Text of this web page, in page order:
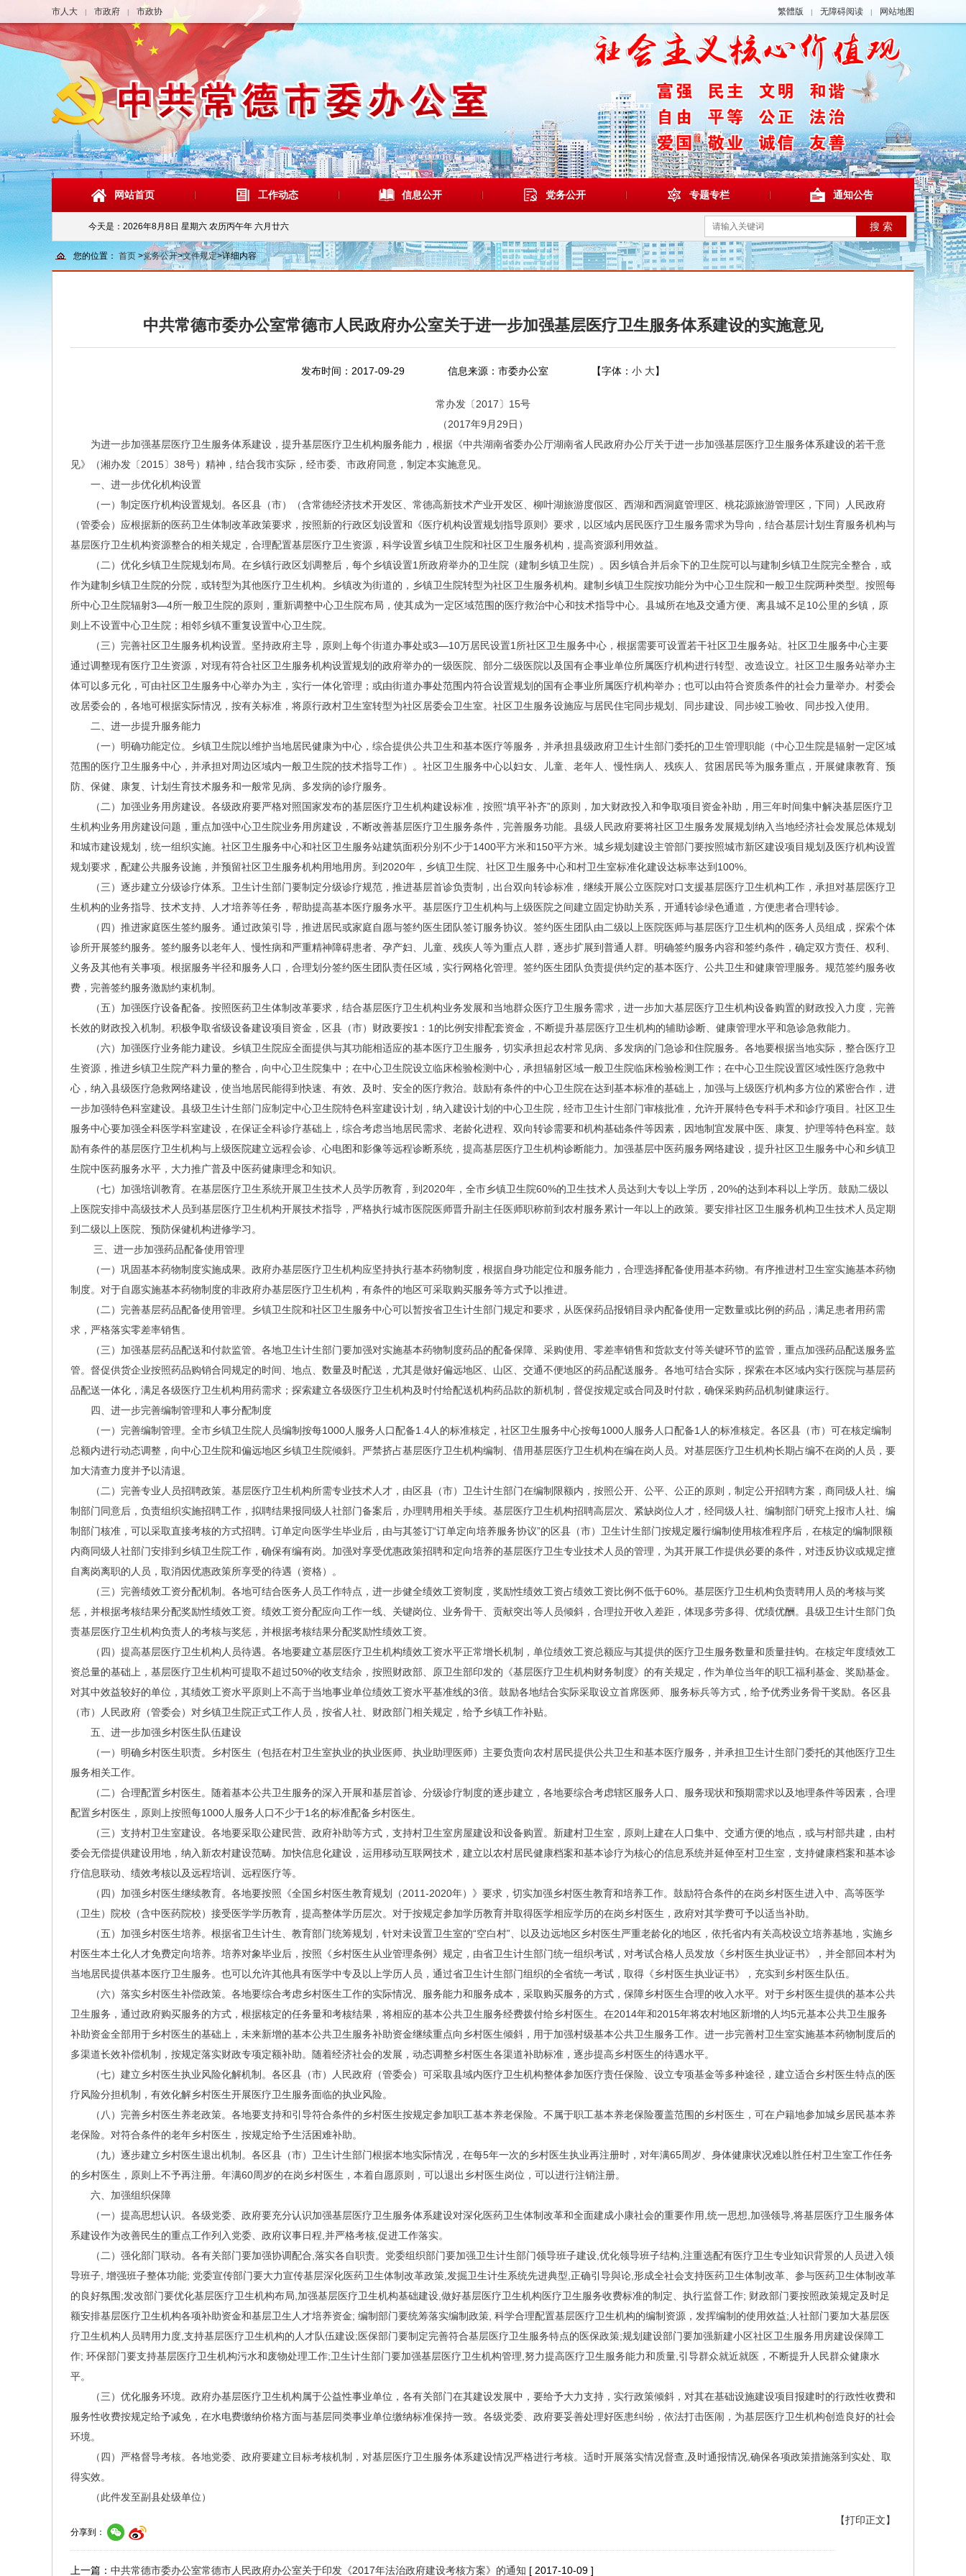
市人大 | 市政府 | 市政协 繁體版 | 无障碍阅读 | 网站地图
网站首页 工作动态 信息公开 党务公开 专题专栏 通知公告
今天是： 2026年8月8日 星期六 农历丙午年 六月廿六 搜 索
您的位置： 首页 >党务公开>文件规定>详细内容
中共常德市委办公室常德市人民政府办公室关于进一步加强基层医疗卫生服务体系建设的实施意见
发布时间：2017-09-29 信息来源：市委办公室 【字体： 小 大】
常办发〔2017〕15号
（2017年9月29日）
为进一步加强基层医疗卫生服务体系建设，提升基层医疗卫生机构服务能力，根据《中共湖南省委办公厅湖南省人民政府办公厅关于进一步加强基层医疗卫生服务体系建设的若干意
见》（湘办发〔2015〕38号）精神，结合我市实际，经市委、市政府同意，制定本实施意见。
一、进一步优化机构设置
（一）制定医疗机构设置规划。各区县（市）（含常德经济技术开发区、常德高新技术产业开发区、柳叶湖旅游度假区、西湖和西洞庭管理区、桃花源旅游管理区，下同）人民政府
（管委会）应根据新的医药卫生体制改革政策要求，按照新的行政区划设置和《医疗机构设置规划指导原则》要求，以区域内居民医疗卫生服务需求为导向，结合基层计划生育服务机构与
基层医疗卫生机构资源整合的相关规定，合理配置基层医疗卫生资源，科学设置乡镇卫生院和社区卫生服务机构，提高资源利用效益。
（二）优化乡镇卫生院规划布局。在乡镇行政区划调整后，每个乡镇设置1所政府举办的卫生院（建制乡镇卫生院）。因乡镇合并后余下的卫生院可以与建制乡镇卫生院完全整合，或
作为建制乡镇卫生院的分院，或转型为其他医疗卫生机构。乡镇改为街道的，乡镇卫生院转型为社区卫生服务机构。建制乡镇卫生院按功能分为中心卫生院和一般卫生院两种类型。按照每
所中心卫生院辐射3—4所一般卫生院的原则，重新调整中心卫生院布局，使其成为一定区域范围的医疗救治中心和技术指导中心。县城所在地及交通方便、离县城不足10公里的乡镇，原
则上不设置中心卫生院；相邻乡镇不重复设置中心卫生院。
（三）完善社区卫生服务机构设置。坚持政府主导，原则上每个街道办事处或3—10万居民设置1所社区卫生服务中心，根据需要可设置若干社区卫生服务站。社区卫生服务中心主要
通过调整现有医疗卫生资源，对现有符合社区卫生服务机构设置规划的政府举办的一级医院、部分二级医院以及国有企事业单位所属医疗机构进行转型、改造设立。社区卫生服务站举办主
体可以多元化，可由社区卫生服务中心举办为主，实行一体化管理；或由街道办事处范围内符合设置规划的国有企事业所属医疗机构举办；也可以由符合资质条件的社会力量举办。村委会
改居委会的，各地可根据实际情况，按有关标准，将原行政村卫生室转型为社区居委会卫生室。社区卫生服务设施应与居民住宅同步规划、同步建设、同步竣工验收、同步投入使用。
二、进一步提升服务能力
（一）明确功能定位。乡镇卫生院以维护当地居民健康为中心，综合提供公共卫生和基本医疗等服务，并承担县级政府卫生计生部门委托的卫生管理职能（中心卫生院是辐射一定区域
范围的医疗卫生服务中心，并承担对周边区域内一般卫生院的技术指导工作）。社区卫生服务中心以妇女、儿童、老年人、慢性病人、残疾人、贫困居民等为服务重点，开展健康教育、预
防、保健、康复、计划生育技术服务和一般常见病、多发病的诊疗服务。
（二）加强业务用房建设。各级政府要严格对照国家发布的基层医疗卫生机构建设标准，按照“填平补齐”的原则，加大财政投入和争取项目资金补助，用三年时间集中解决基层医疗卫
生机构业务用房建设问题，重点加强中心卫生院业务用房建设，不断改善基层医疗卫生服务条件，完善服务功能。县级人民政府要将社区卫生服务发展规划纳入当地经济社会发展总体规划
和城市建设规划，统一组织实施。社区卫生服务中心和社区卫生服务站建筑面积分别不少于1400平方米和150平方米。城乡规划建设主管部门要按照城市新区建设项目规划及医疗机构设置
规划要求，配建公共服务设施，并预留社区卫生服务机构用地用房。到2020年，乡镇卫生院、社区卫生服务中心和村卫生室标准化建设达标率达到100%。
（三）逐步建立分级诊疗体系。卫生计生部门要制定分级诊疗规范，推进基层首诊负责制，出台双向转诊标准，继续开展公立医院对口支援基层医疗卫生机构工作，承担对基层医疗卫
生机构的业务指导、技术支持、人才培养等任务，帮助提高基本医疗服务水平。基层医疗卫生机构与上级医院之间建立固定协助关系，开通转诊绿色通道，方便患者合理转诊。
（四）推进家庭医生签约服务。通过政策引导，推进居民或家庭自愿与签约医生团队签订服务协议。签约医生团队由二级以上医院医师与基层医疗卫生机构的医务人员组成，探索个体
诊所开展签约服务。签约服务以老年人、慢性病和严重精神障碍患者、孕产妇、儿童、残疾人等为重点人群，逐步扩展到普通人群。明确签约服务内容和签约条件，确定双方责任、权利、
义务及其他有关事项。根据服务半径和服务人口，合理划分签约医生团队责任区域，实行网格化管理。签约医生团队负责提供约定的基本医疗、公共卫生和健康管理服务。规范签约服务收
费，完善签约服务激励约束机制。
（五）加强医疗设备配备。按照医药卫生体制改革要求，结合基层医疗卫生机构业务发展和当地群众医疗卫生服务需求，进一步加大基层医疗卫生机构设备购置的财政投入力度，完善
长效的财政投入机制。积极争取省级设备建设项目资金，区县（市）财政要按1：1的比例安排配套资金，不断提升基层医疗卫生机构的辅助诊断、健康管理水平和急诊急救能力。
（六）加强医疗业务能力建设。乡镇卫生院应全面提供与其功能相适应的基本医疗卫生服务，切实承担起农村常见病、多发病的门急诊和住院服务。各地要根据当地实际，整合医疗卫
生资源，推进乡镇卫生院产科力量的整合，向中心卫生院集中；在中心卫生院设立临床检验检测中心，承担辐射区域一般卫生院临床检验检测工作；在中心卫生院设置区域性医疗急救中
心，纳入县级医疗急救网络建设，使当地居民能得到快速、有效、及时、安全的医疗救治。鼓励有条件的中心卫生院在达到基本标准的基础上，加强与上级医疗机构多方位的紧密合作，进
一步加强特色科室建设。县级卫生计生部门应制定中心卫生院特色科室建设计划，纳入建设计划的中心卫生院，经市卫生计生部门审核批准，允许开展特色专科手术和诊疗项目。社区卫生
服务中心要加强全科医学科室建设，在保证全科诊疗基础上，综合考虑当地居民需求、老龄化进程、双向转诊需要和机构基础条件等因素，因地制宜发展中医、康复、护理等特色科室。鼓
励有条件的基层医疗卫生机构与上级医院建立远程会诊、心电图和影像等远程诊断系统，提高基层医疗卫生机构诊断能力。加强基层中医药服务网络建设，提升社区卫生服务中心和乡镇卫
生院中医药服务水平，大力推广普及中医药健康理念和知识。
（七）加强培训教育。在基层医疗卫生系统开展卫生技术人员学历教育，到2020年，全市乡镇卫生院60%的卫生技术人员达到大专以上学历，20%的达到本科以上学历。鼓励二级以
上医院安排中高级技术人员到基层医疗卫生机构开展技术指导，严格执行城市医院医师晋升副主任医师职称前到农村服务累计一年以上的政策。要安排社区卫生服务机构卫生技术人员定期
到二级以上医院、预防保健机构进修学习。
三、进一步加强药品配备使用管理
（一）巩固基本药物制度实施成果。政府办基层医疗卫生机构应坚持执行基本药物制度，根据自身功能定位和服务能力，合理选择配备使用基本药物。有序推进村卫生室实施基本药物
制度。对于自愿实施基本药物制度的非政府办基层医疗卫生机构，有条件的地区可采取购买服务等方式予以推进。
（二）完善基层药品配备使用管理。乡镇卫生院和社区卫生服务中心可以暂按省卫生计生部门规定和要求，从医保药品报销目录内配备使用一定数量或比例的药品，满足患者用药需
求，严格落实零差率销售。
（三）加强基层药品配送和付款监管。各地卫生计生部门要加强对实施基本药物制度药品的配备保障、采购使用、零差率销售和货款支付等关键环节的监管，重点加强药品配送服务监
管。督促供货企业按照药品购销合同规定的时间、地点、数量及时配送，尤其是做好偏远地区、山区、交通不便地区的药品配送服务。各地可结合实际，探索在本区域内实行医院与基层药
品配送一体化，满足各级医疗卫生机构用药需求；探索建立各级医疗卫生机构及时付给配送机构药品款的新机制，督促按规定或合同及时付款，确保采购药品机制健康运行。
四、进一步完善编制管理和人事分配制度
（一）完善编制管理。全市乡镇卫生院人员编制按每1000人服务人口配备1.4人的标准核定，社区卫生服务中心按每1000人服务人口配备1人的标准核定。各区县（市）可在核定编制
总额内进行动态调整，向中心卫生院和偏远地区乡镇卫生院倾斜。严禁挤占基层医疗卫生机构编制、借用基层医疗卫生机构在编在岗人员。对基层医疗卫生机构长期占编不在岗的人员，要
加大清查力度并予以清退。
（二）完善专业人员招聘政策。基层医疗卫生机构所需专业技术人才，由区县（市）卫生计生部门在编制限额内，按照公开、公平、公正的原则，制定公开招聘方案，商同级人社、编
制部门同意后，负责组织实施招聘工作，拟聘结果报同级人社部门备案后，办理聘用相关手续。基层医疗卫生机构招聘高层次、紧缺岗位人才，经同级人社、编制部门研究上报市人社、编
制部门核准，可以采取直接考核的方式招聘。订单定向医学生毕业后，由与其签订“订单定向培养服务协议”的区县（市）卫生计生部门按规定履行编制使用核准程序后，在核定的编制限额
内商同级人社部门安排到乡镇卫生院工作，确保有编有岗。加强对享受优惠政策招聘和定向培养的基层医疗卫生专业技术人员的管理，为其开展工作提供必要的条件，对违反协议或规定擅
自离岗离职的人员，取消因优惠政策所享受的待遇（资格）。
（三）完善绩效工资分配机制。各地可结合医务人员工作特点，进一步健全绩效工资制度，奖励性绩效工资占绩效工资比例不低于60%。基层医疗卫生机构负责聘用人员的考核与奖
惩，并根据考核结果分配奖励性绩效工资。绩效工资分配应向工作一线、关键岗位、业务骨干、贡献突出等人员倾斜，合理拉开收入差距，体现多劳多得、优绩优酬。县级卫生计生部门负
责基层医疗卫生机构负责人的考核与奖惩，并根据考核结果分配奖励性绩效工资。
（四）提高基层医疗卫生机构人员待遇。各地要建立基层医疗卫生机构绩效工资水平正常增长机制，单位绩效工资总额应与其提供的医疗卫生服务数量和质量挂钩。在核定年度绩效工
资总量的基础上，基层医疗卫生机构可提取不超过50%的收支结余，按照财政部、原卫生部印发的《基层医疗卫生机构财务制度》的有关规定，作为单位当年的职工福利基金、奖励基金。
对其中效益较好的单位，其绩效工资水平原则上不高于当地事业单位绩效工资水平基准线的3倍。鼓励各地结合实际采取设立首席医师、服务标兵等方式，给予优秀业务骨干奖励。各区县
（市）人民政府（管委会）对乡镇卫生院正式工作人员，按省人社、财政部门相关规定，给予乡镇工作补贴。
五、进一步加强乡村医生队伍建设
（一）明确乡村医生职责。乡村医生（包括在村卫生室执业的执业医师、执业助理医师）主要负责向农村居民提供公共卫生和基本医疗服务，并承担卫生计生部门委托的其他医疗卫生
服务相关工作。
（二）合理配置乡村医生。随着基本公共卫生服务的深入开展和基层首诊、分级诊疗制度的逐步建立，各地要综合考虑辖区服务人口、服务现状和预期需求以及地理条件等因素，合理
配置乡村医生，原则上按照每1000人服务人口不少于1名的标准配备乡村医生。
（三）支持村卫生室建设。各地要采取公建民营、政府补助等方式，支持村卫生室房屋建设和设备购置。新建村卫生室，原则上建在人口集中、交通方便的地点，或与村部共建，由村
委会无偿提供建设用地，纳入新农村建设范畴。加快信息化建设，运用移动互联网技术，建立以农村居民健康档案和基本诊疗为核心的信息系统并延伸至村卫生室，支持健康档案和基本诊
疗信息联动、绩效考核以及远程培训、远程医疗等。
（四）加强乡村医生继续教育。各地要按照《全国乡村医生教育规划（2011-2020年）》要求，切实加强乡村医生教育和培养工作。鼓励符合条件的在岗乡村医生进入中、高等医学
（卫生）院校（含中医药院校）接受医学学历教育，提高整体学历层次。对于按规定参加学历教育并取得医学相应学历的在岗乡村医生，政府对其学费可予以适当补助。
（五）加强乡村医生培养。根据省卫生计生、教育部门统筹规划，针对未设置卫生室的“空白村”、以及边远地区乡村医生严重老龄化的地区，依托省内有关高校设立培养基地，实施乡
村医生本土化人才免费定向培养。培养对象毕业后，按照《乡村医生从业管理条例》规定，由省卫生计生部门统一组织考试，对考试合格人员发放《乡村医生执业证书》，并全部回本村为
当地居民提供基本医疗卫生服务。也可以允许其他具有医学中专及以上学历人员，通过省卫生计生部门组织的全省统一考试，取得《乡村医生执业证书》，充实到乡村医生队伍。
（六）落实乡村医生补偿政策。各地要综合考虑乡村医生工作的实际情况、服务能力和服务成本，采取购买服务的方式，保障乡村医生合理的收入水平。对于乡村医生提供的基本公共
卫生服务，通过政府购买服务的方式，根据核定的任务量和考核结果，将相应的基本公共卫生服务经费拨付给乡村医生。在2014年和2015年将农村地区新增的人均5元基本公共卫生服务
补助资金全部用于乡村医生的基础上，未来新增的基本公共卫生服务补助资金继续重点向乡村医生倾斜，用于加强村级基本公共卫生服务工作。进一步完善村卫生室实施基本药物制度后的
多渠道长效补偿机制，按规定落实财政专项定额补助。随着经济社会的发展，动态调整乡村医生各渠道补助标准，逐步提高乡村医生的待遇水平。
（七）建立乡村医生执业风险化解机制。各区县（市）人民政府（管委会）可采取县域内医疗卫生机构整体参加医疗责任保险、设立专项基金等多种途径，建立适合乡村医生特点的医
疗风险分担机制，有效化解乡村医生开展医疗卫生服务面临的执业风险。
（八）完善乡村医生养老政策。各地要支持和引导符合条件的乡村医生按规定参加职工基本养老保险。不属于职工基本养老保险覆盖范围的乡村医生，可在户籍地参加城乡居民基本养
老保险。对符合条件的老年乡村医生，按规定给予生活困难补助。
（九）逐步建立乡村医生退出机制。各区县（市）卫生计生部门根据本地实际情况，在每5年一次的乡村医生执业再注册时，对年满65周岁、身体健康状况难以胜任村卫生室工作任务
的乡村医生，原则上不予再注册。年满60周岁的在岗乡村医生，本着自愿原则，可以退出乡村医生岗位，可以进行注销注册。
六、加强组织保障
（一）提高思想认识。各级党委、政府要充分认识加强基层医疗卫生服务体系建设对深化医药卫生体制改革和全面建成小康社会的重要作用,统一思想,加强领导,将基层医疗卫生服务体
系建设作为改善民生的重点工作列入党委、政府议事日程,并严格考核,促进工作落实。
（二）强化部门联动。各有关部门要加强协调配合,落实各自职责。党委组织部门要加强卫生计生部门领导班子建设,优化领导班子结构,注重选配有医疗卫生专业知识背景的人员进入领
导班子, 增强班子整体功能; 党委宣传部门要大力宣传基层深化医药卫生体制改革政策,发掘卫生计生系统先进典型,正确引导與论,形成全社会支持医药卫生体制改革、参与医药卫生体制改革
的良好氛围;发改部门要优化基层医疗卫生机构布局,加强基层医疗卫生机构基础建设,做好基层医疗卫生机构医疗卫生服务收费标准的制定、执行监督工作; 财政部门要按照政策规定及时足
额安排基层医疗卫生机构各项补助资金和基层卫生人才培养资金; 编制部门要统筹落实编制政策, 科学合理配置基层医疗卫生机构的编制资源，发挥编制的使用效益;人社部门要加大基层医
疗卫生机构人员聘用力度,支持基层医疗卫生机构的人才队伍建设;医保部门要制定完善符合基层医疗卫生服务特点的医保政策;规划建设部门要加强新建小区社区卫生服务用房建设保障工
作; 环保部门要支持基层医疗卫生机构污水和废物处理工作;卫生计生部门要加强基层医疗卫生机构管理,努力提高医疗卫生服务能力和质量,引导群众就近就医，不断提升人民群众健康水
平。
（三）优化服务环境。政府办基层医疗卫生机构属于公益性事业单位，各有关部门在其建设发展中，要给予大力支持，实行政策倾斜，对其在基础设施建设项目报建时的行政性收费和
服务性收费按规定给予减免，在水电费缴纳价格方面与基层同类事业单位缴纳标准保持一致。各级党委、政府要妥善处理好医患纠纷，依法打击医闹，为基层医疗卫生机构创造良好的社会
环境。
（四）严格督导考核。各地党委、政府要建立目标考核机制，对基层医疗卫生服务体系建设情况严格进行考核。适时开展落实情况督查,及时通报情况,确保各项政策措施落到实处、取
得实效。
（此件发至副县处级单位）
【打印正文】
分享到：
上一篇： 中共常德市委办公室常德市人民政府办公室关于印发《2017年法治政府建设考核方案》的通知 [ 2017-10-09 ]